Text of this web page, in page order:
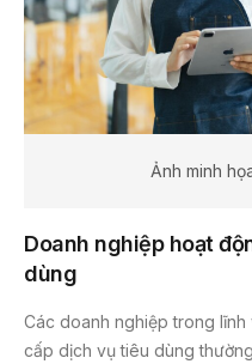
Ảnh minh
Doanh nghiệp hoạt
dùng
Các doanh nghiệp trong
cấp dịch vụ tiêu dùng